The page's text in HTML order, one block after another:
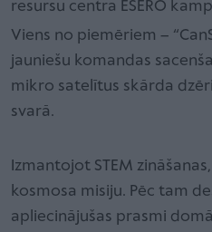
resursu centra ESERO
Viens no piemēriem –
jauniešu komandas
mikro satelītus skārda
svarā.
Izmantojot STEM
kosmosa misiju. Pēc tam
apliecinājušas prasmi